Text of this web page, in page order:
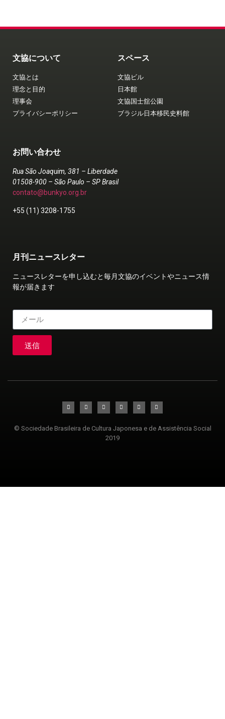
文協について
文協とは
理念と目的
理事会
プライバシーポリシー
スペース
文協ビル
日本館
文協国士舘公園
ブラジル日本移民史料館
お問い合わせ
Rua São Joaquim, 381 – Liberdade
01508-900 – São Paulo – SP Brasil
contato@bunkyo.org.br
+55 (11) 3208-1755
月刊ニュースレター
ニュースレターを申し込むと毎月文協のイベントやニュース情
報が届きます
送信
© Sociedade Brasileira de Cultura Japonesa e de Assistência Social
2019